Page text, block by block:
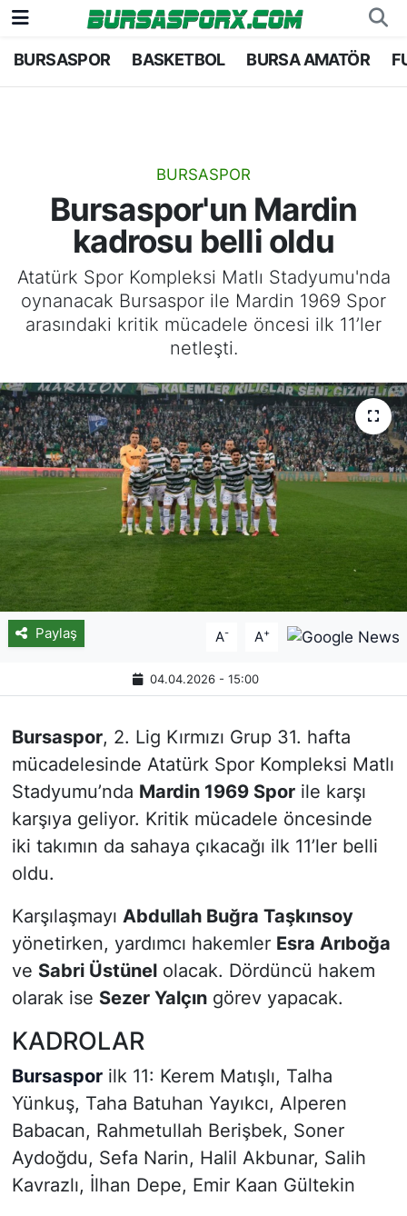
BURSASPOR BASKETBOL BURSA AMATÖR
BURSASPOR
Bursaspor'un Mardin
kadrosu belli oldu
Atatürk Spor Kompleksi Matlı Stadyumu'nda
oynanacak Bursaspor ile Mardin 1969 Spor
arasındaki kritik mücadele öncesi ilk 11’ler
netleşti.
Paylaş A- A+
04.04.2026 - 15:00
Bursaspor, 2. Lig Kırmızı Grup 31. hafta
mücadelesinde Atatürk Spor Kompleksi Matlı
Stadyumu’nda Mardin 1969 Sporile karşı
karşıya geliyor. Kritik mücadele öncesinde
iki takımın da sahaya çıkacağı ilk 11’ler belli
oldu.
Karşılaşmayı Abdullah Buğra Taşkınsoy
yönetirken, yardımcı hakemler Esra Arıboğa
ve Sabri Üstünelolacak. Dördüncü hakem
olarak ise Sezer Yalçıngörev yapacak.
KADROLAR
Bursasporilk 11: Kerem Matışlı, Talha
Yünkuş, Taha Batuhan Yayıkcı, Alperen
Babacan, Rahmetullah Berişbek, Soner
Aydoğdu, Sefa Narin, Halil Akbunar, Salih
Kavrazlı, İlhan Depe, Emir Kaan Gültekin
Bursaspor
Bursa Amatör
Hentbol
Voleybol
Bursa Nöbetçi Eczaneler
Bursa Trafik Yoğunluk Haritası
TFF 2.Lig Kırmızı Grup Puan Durumu ve Fikstür
Tüm Manşetler
Son Dakika Haberleri
Haber Arşivi